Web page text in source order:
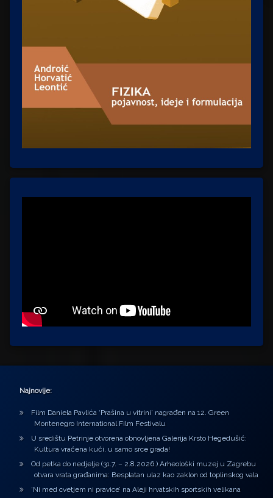
Najnovije:
Film Daniela Pavlića ‘Prašina u vitrini’ nagrađen na 12. Green
Montenegro International Film Festivalu
U središtu Petrinje otvorena obnovljena Galerija Krsto Hegedušić:
Kultura vraćena kući, u samo srce grada!
Od petka do nedjelje (31.7. – 2.8.2026.) Arheološki muzej u Zagrebu
otvara vrata građanima: Besplatan ulaz kao zaklon od toplinskog vala
‘Ni med cvetjem ni pravice’ na Aleji hrvatskih sportskih velikana